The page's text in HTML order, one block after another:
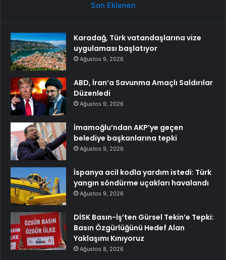
Son Eklenen
Karadağ, Türk vatandaşlarına vize
uygulaması başlatıyor
Ağustos 9, 2026
ABD, İran’a Savunma Amaçlı Saldırılar
Düzenledi
Ağustos 9, 2026
İmamoğlu’ndan AKP’ye geçen
belediye başkanlarına tepki
Ağustos 9, 2026
İspanya acil kodla yardım istedi: Türk
yangın söndürme uçakları havalandı
Ağustos 9, 2026
DİSK Basın-İş’ten Gürsel Tekin’e Tepki:
Basın Özgürlüğünü Hedef Alan
Yaklaşımı Kınıyoruz
Ağustos 8, 2026